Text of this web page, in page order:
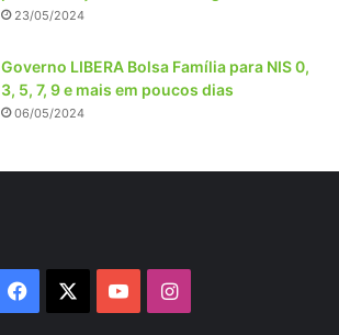
23/05/2024
Governo LIBERA Bolsa Família para NIS 0,
3, 5, 7, 9 e mais em poucos dias
06/05/2024
Facebook YouTubeInstagram